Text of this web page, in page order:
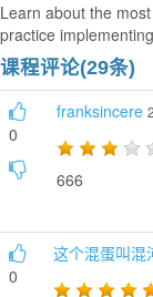
Learn about the
practice
课程评论(29条)
0
franksincere
666
0
这个混蛋叫混